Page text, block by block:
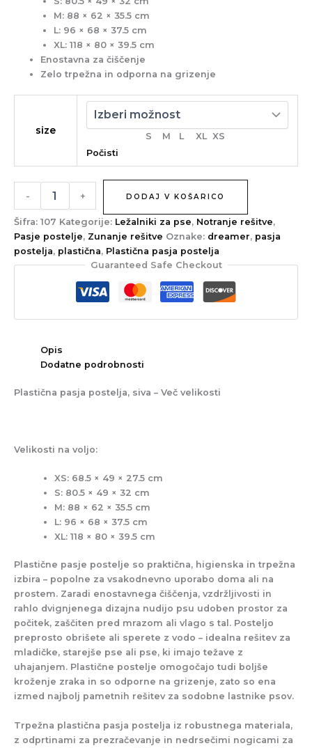
M: 88 × 62 × 35.5 cm
L: 96 × 68 × 37.5 cm
XL: 118 × 80 × 39.5 cm
Enostavna za čiščenje
Zelo trpežna in odporna na grizenje
size S M L XL XS
Počisti
- + DODAJ V KOŠARICO
Šifra: 107 Kategorije: Ležalniki za pse, Notranje rešitve,
Pasje postelje, Zunanje rešitve Oznake: dreamer, pasja
postelja, plastična, Plastična pasja postelja
Guaranteed Safe Checkout
Opis
Dodatne podrobnosti
Plastična pasja postelja, siva – Več velikosti
Velikosti na voljo:
XS: 68.5 × 49 × 27.5 cm
S: 80.5 × 49 × 32 cm
M: 88 × 62 × 35.5 cm
L: 96 × 68 × 37.5 cm
XL: 118 × 80 × 39.5 cm
Plastične pasje postelje so praktična, higienska in trpežna
izbira – popolne za vsakodnevno uporabo doma ali na
prostem. Zaradi enostavnega čiščenja, vzdržljivosti in
rahlo dvignjenega dizajna nudijo psu udoben prostor za
počitek, zaščiten pred mrazom ali vlago s tal. Posteljo
preprosto obrišete ali sperete z vodo – idealna rešitev za
mladičke, starejše pse ali pse, ki imajo težave z
uhajanjem. Plastične postelje omogočajo tudi boljše
kroženje zraka in so odporne na grizenje, zato so ena
izmed najbolj pametnih rešitev za sodobne lastnike psov.
Trpežna plastična pasja postelja iz robustnega materiala,
z odprtinami za prezračevanje in nedrsečimi nogicami za